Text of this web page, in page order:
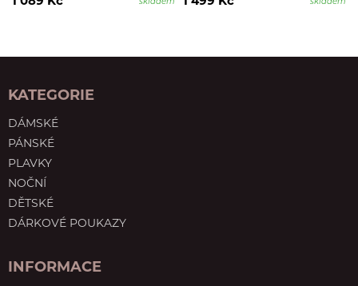
KATEGORIE
DÁMSKÉ
PÁNSKÉ
PLAVKY
NOČNÍ
DĚTSKÉ
DÁRKOVÉ POUKAZY
INFORMACE